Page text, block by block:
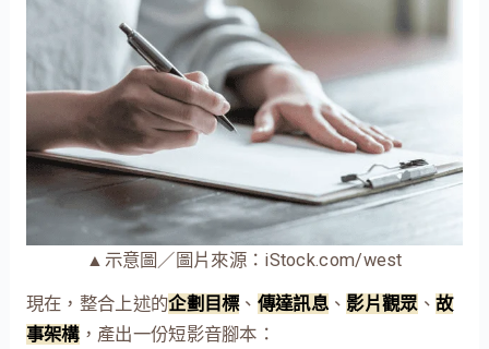
▲示意圖／圖片來源：iStock.com/west
現在，整合上述的企劃目標、 傳達訊息、 影片觀眾、 故
事架構，產出一份短影音腳本：